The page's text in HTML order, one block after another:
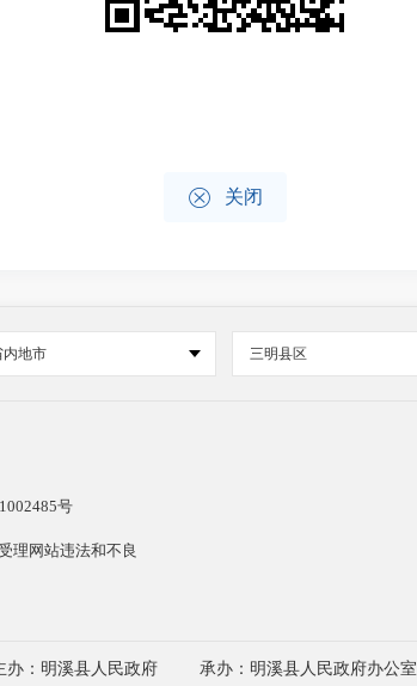
 关闭
内地市 三明县区
号
理网站违法和不良
办：明溪县人民政府 承办：明溪县人民政府办公室